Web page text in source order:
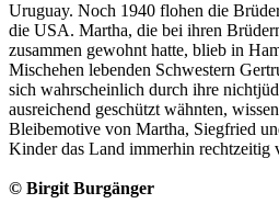
Uruguay. Noch 1940 flohen die
die USA. Martha, die bei ihren
zusammen gewohnt hatte, blieb in
Mischehen lebenden Schwestern
sich wahrscheinlich durch ihre
ausreichend geschützt wähnten,
Bleibemotive von Martha, Siegfried
Kinder das Land immerhin rechtzeitig
© Birgit Burgänger